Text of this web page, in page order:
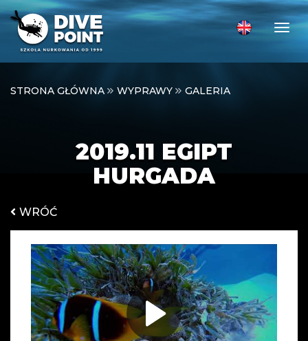
STRONA GŁÓWNA WYPRAWY GALERIA
2019.11 EGIPT
HURGADA
WRÓĆ